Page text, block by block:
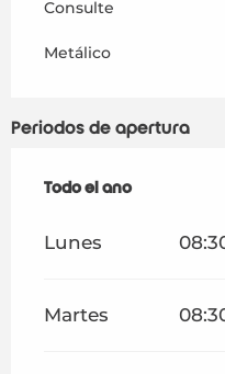
Consulte
Metálico
Periodos de apertura
Todo el año
Todo el año
Lunes
Martes